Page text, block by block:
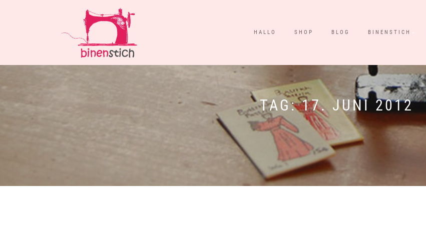
HALLO SHOP BLOG BINENSTICH
TAG:17. JUNI 2012